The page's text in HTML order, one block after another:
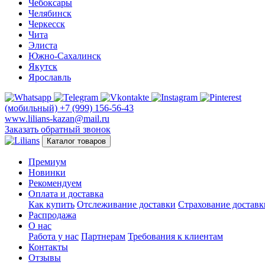
Чебоксары
Челябинск
Черкесск
Чита
Элиста
Южно-Сахалинск
Якутск
Ярославль
(мобильный) +7 (999) 156-56-43
www.lilians-kazan@mail.ru
Заказать обратный звонок
Каталог товаров
Премиум
Новинки
Рекомендуем
Оплата и доставка
Как купить Отслеживание доставки Страхование
Распродажа
О нас
Работа у нас Партнерам Требования к клиентам
Контакты
Отзывы